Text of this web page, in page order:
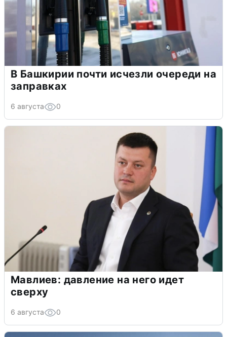
В Башкирии почти исчезли очереди на
заправках
6 августа 0
Мавлиев: давление на него идет
сверху
6 августа 0